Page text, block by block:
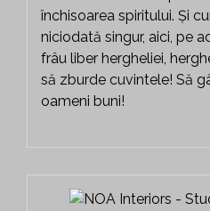
închisoarea spiritului. Și
niciodată singur, aici, pe
frâu liber hergheliei,
să zburde cuvintele! Să
oameni buni!